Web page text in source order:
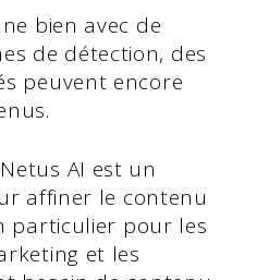
bien avec de
de détection, des
peuvent encore
AI est un
affiner le contenu
particulier pour les
et les